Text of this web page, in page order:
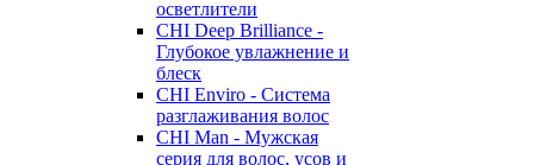
осветлители
CHI Deep Brilliance -
Глубокое увлажнение и
блеск
CHI Enviro - Система
разглаживания волос
CHI Man - Мужская
серия для волос, усов и